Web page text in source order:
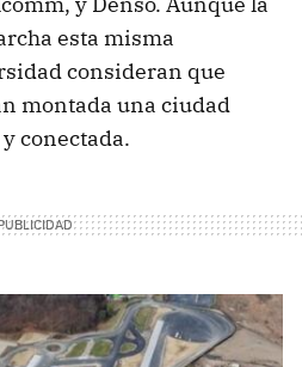
esta misma
consideran que
montada una ciudad
conectada.